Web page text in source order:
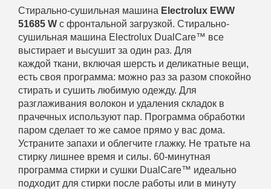
Стирально-сушильная машина Electrolux EWW
51685 W с фронтальной загрузкой. Стирально-
сушильная машина Electrolux DualCare™ все
выстирает и высушит за один раз. Для
каждой ткани, включая шерсть и деликатные вещи,
есть своя программа: можно раз за разом спокойно
стирать и сушить любимую одежду. Для
разглаживания волокон и удаления складок в
прачечных используют пар. Программа обработки
паром сделает то же самое прямо у вас дома.
Устраните запахи и облегчите глажку. Не тратьте на
стирку лишнее время и силы. 60-минутная
программа стирки и сушки DualCare™ идеально
подходит для стирки после работы или в минуту